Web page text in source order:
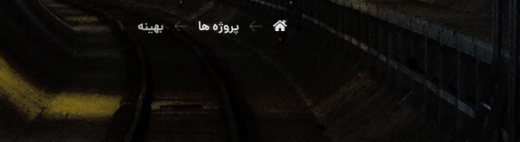
پروژه ها بهینه